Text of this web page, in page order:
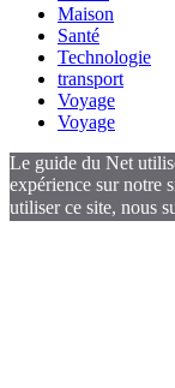
Maison
Santé
Technologie
transport
Voyage
Voyage
Le guide du Net
expérience sur notre
utiliser ce site, nous